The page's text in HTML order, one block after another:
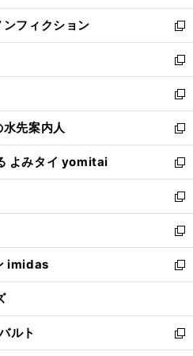
開
く
ウ
で
開
く
ン
ド
ウ
で
開
く
ウ
ィ
ン
ド
ウ
で
開
く
フィクション
新
し
い
ウ
ィ
ン
ド
ウ
で
開
く
新
し
い
ウ
ィ
ン
ド
ウ
で
開
く
新
し
い
ウ
ィ
ン
ド
ウ
で
開
く
先案内人
新
し
い
ウ
ィ
ン
ド
ウ
で
開
よみタイ yomitai
新
し
い
ウ
ィ
ン
ド
ウ
開
く
新
し
い
ウ
ィ
ン
ウ
で
開
新
し
い
ウ
ン
ド
ウ
imidas
新
し
ウ
ィ
ン
ルト
新
し